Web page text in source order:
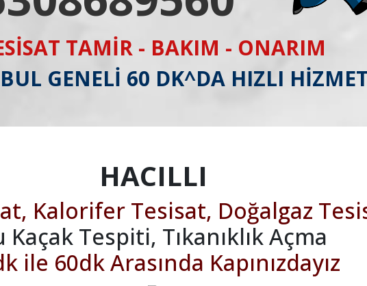
TAMİR - BAKIM - ONARIM
GENELİ 60 DK^DA HIZLI HİZMET
HACILLI
Kalorifer Tesisat, Doğalgaz
Kaçak Tespiti, Tıkanıklık Açma
ile 60dk Arasında Kapınızdayız